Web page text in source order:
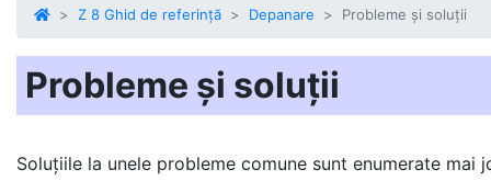
Z 8 Ghid de referință Depanare Probleme și soluții
Probleme și soluții
Soluțiile la unele probleme comune sunt enumerate mai